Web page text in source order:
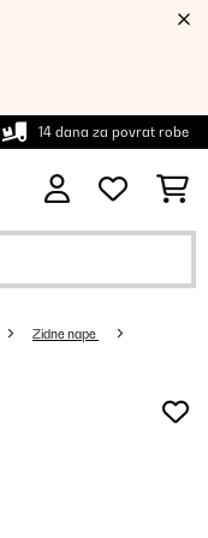
14 dana za povrat robe
Zidne nape